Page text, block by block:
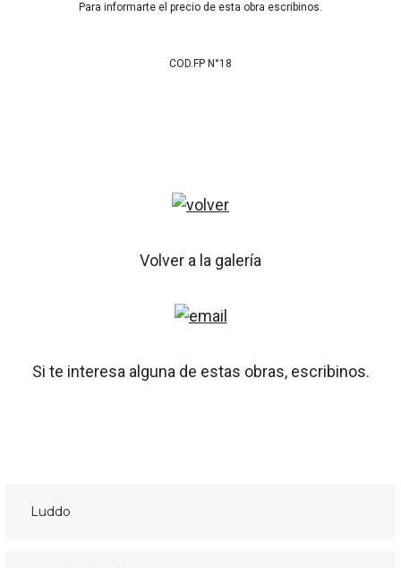
Para informarte el precio de esta obra escribinos.
COD.FP N°18
Volver a la galería
Si te interesa alguna de estas obras, escribinos.
Navegación
Luddo